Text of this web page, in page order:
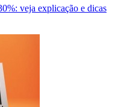
veja explicação e dicas